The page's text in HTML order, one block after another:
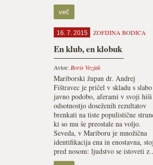
več
16. 7. 2015 ZOFIJINA BODICA
En klub, en klobuk
Avtor: Boris Vezjak
Mariborski župan dr. Andrej
Fištravec je pričel v skladu s slabo
javno podobo, aferami v svoji
odsotnostjo doseženih rezultatov
brenkati na tiste populistične
ki so mu še preostale na voljo.
Seveda, v Mariboru je množična
identifikacija ena in enostavna,
pred nosom: ljudstvo se istoveti